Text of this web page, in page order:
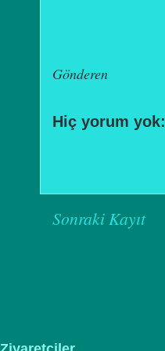
Gönderen
Hiç yorum yok:
Sonraki Kayıt